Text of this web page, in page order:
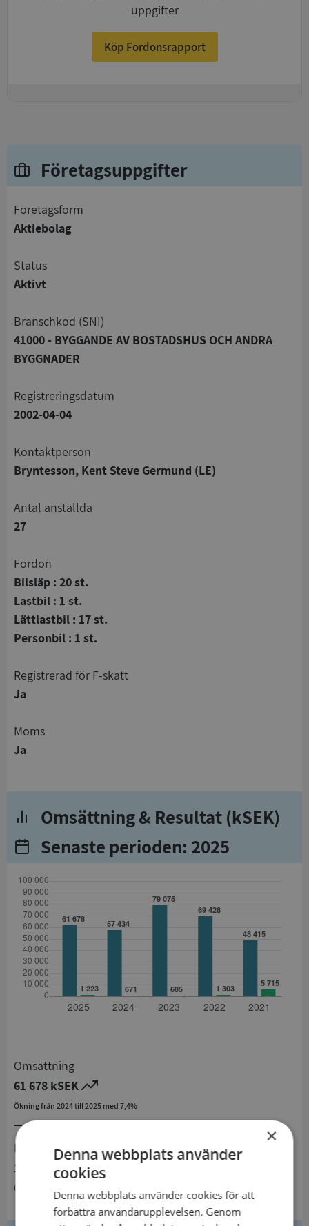
uppgifter
Köp Fordonsrapport
Företagsuppgifter
företagsform
Aktiebolag
status
Aktivt
branschkod (SNI)
41000 - BYGGANDE AV BOSTADSHUS OCH ANDRA
BYGGNADER
registreringsdatum
2002-04-04
Kontaktperson
Bryntesson, Kent Steve Germund (LE)
Antal anställda
27
Fordon
Bilsläp : 20 st.
Lastbil : 1 st.
Lättlastbil : 17 st.
Personbil : 1 st.
registrerad för F-skatt
Ja
Moms
Ja
Omsättning & Resultat (kSEK)
Senaste perioden: 2025
Omsättning
61 678 kSEK
Ökning från 2024 till 2025 med 7,4%
Resultat
1 223 kSEK
Ökning från 2024 till 2025 med 82,3%
×
Denna webbplats använder
cookies
Denna webbplats använder cookies för att
förbättra användarupplevelsen. Genom